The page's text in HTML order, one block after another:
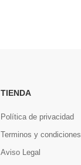
TIENDA
Política de privacidad
Terminos y condiciones
Aviso Legal